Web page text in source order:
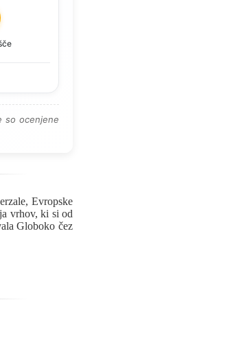
so ocenjene
Evropske
vrhov, ki si od
Globoko čez